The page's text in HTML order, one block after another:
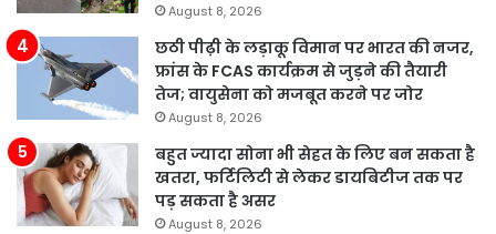
August 8, 2026
छठी पीढ़ी के लड़ाकू विमान पर भारत की नजर,
फ्रांस के FCAS कार्यक्रम से जुड़ने की तैयारी
तेज; वायुसेना को मजबूत करने पर जोर
August 8, 2026
बहुत ज्यादा सोना भी सेहत के लिए बन सकता है
खतरा, फर्टिलिटी से लेकर डायबिटीज तक पर
पड़ सकता है असर
August 8, 2026